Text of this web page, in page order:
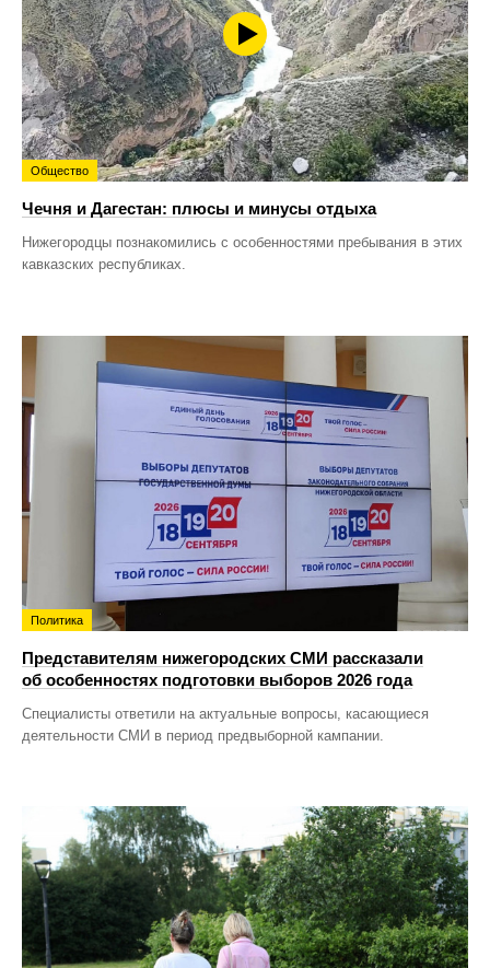
Общество
Чечня и Дагестан: плюсы и минусы отдыха
Нижегородцы познакомились с особенностями пребывания в этих
кавказских республиках.
Политика
Представителям нижегородских СМИ рассказали
об особенностях подготовки выборов 2026 года
Специалисты ответили на актуальные вопросы, касающиеся
деятельности СМИ в период предвыборной кампании.